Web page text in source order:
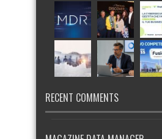
RECENT COMMENTS